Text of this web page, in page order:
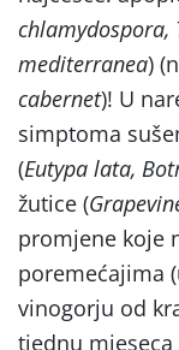
mediterranea)
cabernet)! U
simptoma
(Eutypa lata,
žutice (
promjene koje
poremećajima
vinogorju od
tjednu mjeseca